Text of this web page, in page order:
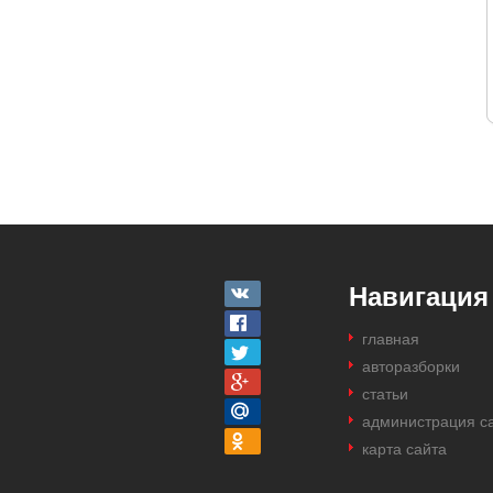
Навигация
главная
авторазборки
статьи
администрация
карта сайта